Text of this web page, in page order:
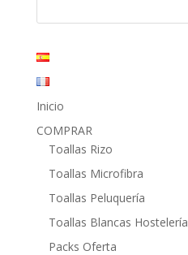
Inicio
COMPRAR
Toallas Rizo
Toallas Microfibra
Toallas Peluquería
Toallas Blancas Hostelería
Packs Oferta